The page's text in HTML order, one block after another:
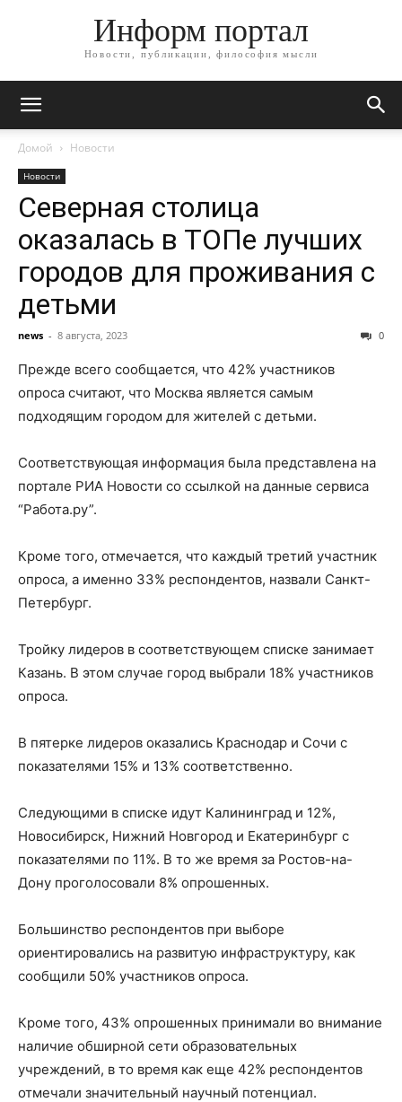
Информ портал
Новости, публикации, философия мысли
Домой Новости
Новости
Северная столица
оказалась в ТОПе лучших
городов для проживания с
детьми
news - 8 августа, 2023 0
Прежде всего сообщается, что 42% участников
опроса считают, что Москва является самым
подходящим городом для жителей с детьми.
Соответствующая информация была представлена на
портале РИА Новости со ссылкой на данные сервиса
“Работа.ру”.
Кроме того, отмечается, что каждый третий участник
опроса, а именно 33% респондентов, назвали Санкт-
Петербург.
Тройку лидеров в соответствующем списке занимает
Казань. В этом случае город выбрали 18% участников
опроса.
В пятерке лидеров оказались Краснодар и Сочи с
показателями 15% и 13% соответственно.
Следующими в списке идут Калининград и 12%,
Новосибирск, Нижний Новгород и Екатеринбург с
показателями по 11%. В то же время за Ростов-на-
Дону проголосовали 8% опрошенных.
Большинство респондентов при выборе
ориентировались на развитую инфраструктуру, как
сообщили 50% участников опроса.
Кроме того, 43% опрошенных принимали во внимание
наличие обширной сети образовательных
учреждений, в то время как еще 42% респондентов
отмечали значительный научный потенциал.